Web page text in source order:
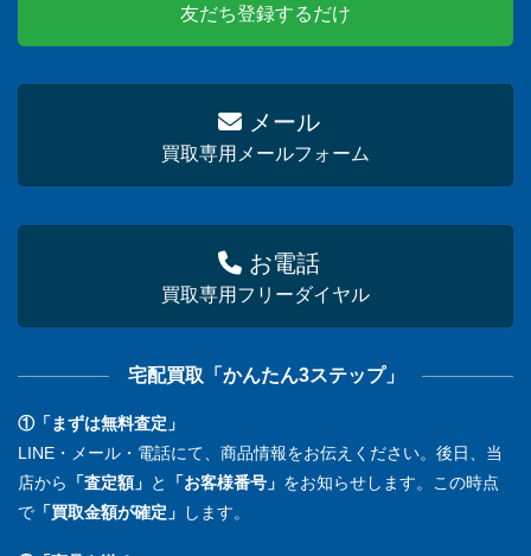
友だち登録するだけ
メール
買取専用メールフォーム
お電話
買取専用フリーダイヤル
宅配買取「かんたん3ステップ」
①「まずは無料査定」
LINE・メール・電話にて、商品情報をお伝えください。後日、当
店から
「査定額」 と 「お客様番号」 をお知らせします。この時点
で 「買取金額が確定」 します。